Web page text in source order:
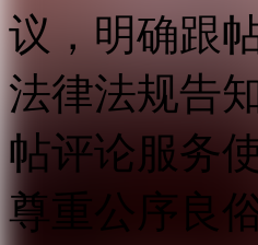
议，明确跟
法律法规告
帖评论服务
尊重公序良